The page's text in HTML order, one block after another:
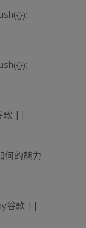
歌 ||
何的魅力
谷歌 ||